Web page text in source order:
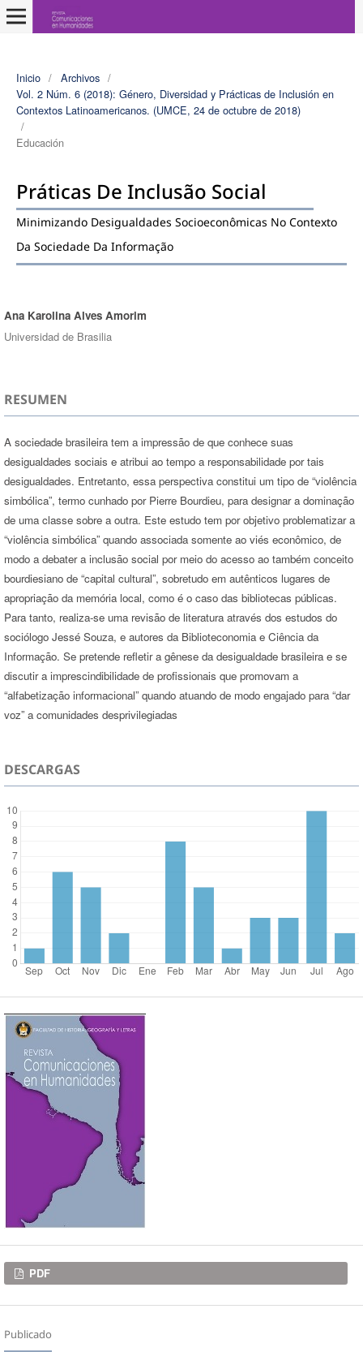
Inicio / Archivos /
Vol. 2 Núm. 6 (2018): Género, Diversidad y Prácticas de Inclusión en
Contextos Latinoamericanos. (UMCE, 24 de octubre de 2018)
/
Educación
Práticas De Inclusão Social
Minimizando Desigualdades Socioeconômicas No Contexto
Da Sociedade Da Informação
Autores/as
Ana Karolina Alves Amorim
Universidad de Brasilia
RESUMEN
A sociedade brasileira tem a impressão de que conhece suas
desigualdades sociais e atribui ao tempo a responsabilidade por tais
desigualdades. Entretanto, essa perspectiva constitui um tipo de “violência
simbólica”, termo cunhado por Pierre Bourdieu, para designar a dominação
de uma classe sobre a outra. Este estudo tem por objetivo problematizar a
“violência simbólica” quando associada somente ao viés econômico, de
modo a debater a inclusão social por meio do acesso ao também conceito
bourdiesiano de “capital cultural”, sobretudo em autênticos lugares de
apropriação da memória local, como é o caso das bibliotecas públicas.
Para tanto, realiza-se uma revisão de literatura através dos estudos do
sociólogo Jessé Souza, e autores da Biblioteconomia e Ciência da
Informação. Se pretende refletir a gênese da desigualdade brasileira e se
discutir a imprescindibilidade de profissionais que promovam a
“alfabetização informacional” quando atuando de modo engajado para “dar
voz” a comunidades desprivilegiadas
DESCARGAS
Descargas
PDF
Publicado